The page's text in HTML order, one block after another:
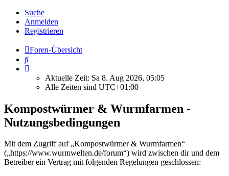
Suche
Anmelden
Registrieren
Foren-Übersicht
Suche
Aktuelle Zeit: Sa 8. Aug 2026, 05:05
Alle Zeiten sind UTC+01:00
Kompostwürmer & Wurmfarmen -
Nutzungsbedingungen
Mit dem Zugriff auf „Kompostwürmer & Wurmfarmen“
(„https://www.wurmwelten.de/forum“) wird zwischen dir und dem
Betreiber ein Vertrag mit folgenden Regelungen geschlossen: